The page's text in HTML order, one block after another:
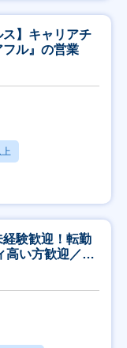
】キャリアチ
ル』の営業
経験歓迎！転勤
高い方歓迎／土